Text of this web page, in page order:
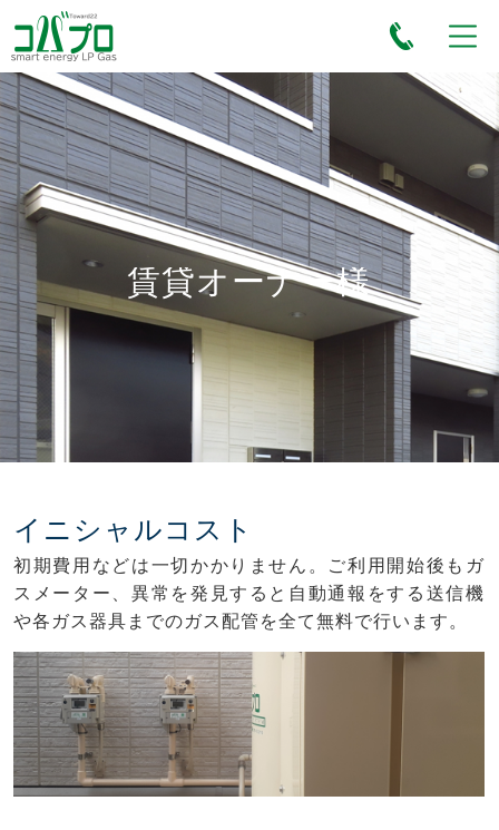
賃貸オーナー様
イニシャルコスト
初期費用などは一切かかりません。ご利用開始後もガ
スメーター、異常を発見すると自動通報をする送信機
や各ガス器具までのガス配管を全て無料で行います。